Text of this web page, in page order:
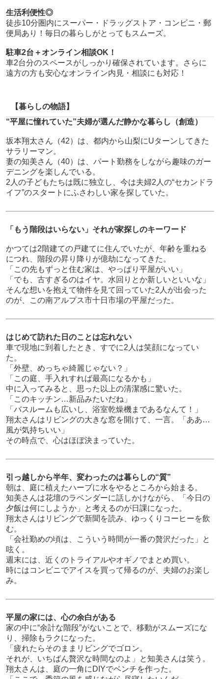
生活利便性◎
徒歩10分圏内にスーパー・ドラッグストア・コンビニ・郵
便局あり！毎日の暮らしがとってもスムーズ。
駐車2台＋オンライン相談OK！
車2台分のスペースがしっかり確保されています。さらに
遠方の方も安心なオンライン内見・相談にも対応！
【暮らしの物語】
“平屋に憧れていた”夫婦が選んだ静かな暮らし
（創造）
坂本翔太さん（42）は、都内から山梨にUターンしてきた
サラリーマン。
妻の知美さん（40）は、パート勤務をしながら趣味のガー
デニングを楽しんでいる。
2人の子どもたちは既に独立し、今は夫婦2人の“セカンドラ
イフ”のスタートにふさわしい家を探していた。
「もう階段はいらない」それが家探しのキーワード
かつては2階建ての戸建てに住んでいたが、年齢を重ねる
につれ、階段の昇り降りが億劫になってきた。
「この先もずっと住む家は、やっぱり平屋がいい」
「でも、古すぎるのはイヤ。水回りとか新しいといいな」
そんな想いを抱えて物件を見て回っていた2人が出会った
のが、この南アルプス市十日市場の平屋だった。
はじめて訪れた日のことは忘れない
車で現地に到着したとき、すでに2人は笑顔になってい
た。
「外壁、めっちゃ綺麗じゃない？」
「この庭、手入れすれば最高になるかも」
中に入ってみると、思った以上の清潔感に驚いた。
「このキッチン…新品みたいだね」
「バスルームも広いし、浴室乾燥機まであるなんて！」
翔太さんはリビングの大きな窓を開けて、一言。「ああ…
風が気持ちいい」
その時点で、心はほぼ決まっていた。
引っ越しから半年、変わったのは暮らしの“質”
朝は、庭に植えたハーブに水をやるところから始まる。
知美さんは花壇のラベンダーに話しかけながら、「今日の
夕飯は何にしようか」と考えるのが日課になった。
翔太さんはリビングで新聞を読み、ゆっくりコーヒーを飲
む。
「会社勤めの頃は、こういう時間が一番の贅沢だった」と
呟く。
週末には、近くのトライアルやオギノでまとめ買い。
時にはコンビニでアイスを買って帰るのが、夫婦のお楽し
み。
平屋の家には、心の余白がある
家の中に“余計な階段”がないことで、移動がスムーズにな
り、掃除もラクになった。
「疲れたらそのままリビングでゴロン。
それが、いちばん贅沢な時間なのよ」と知美さんは笑う。
翔太さんは、庭の一角にDIYでベンチを作った。